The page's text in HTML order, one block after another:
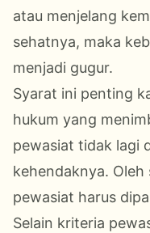
atau menjelang
sehatnya, maka
menjadi gugur.
Syarat ini penting
hukum yang
pewasiat tidak lagi
kehendaknya.
pewasiat harus
Selain kriteria